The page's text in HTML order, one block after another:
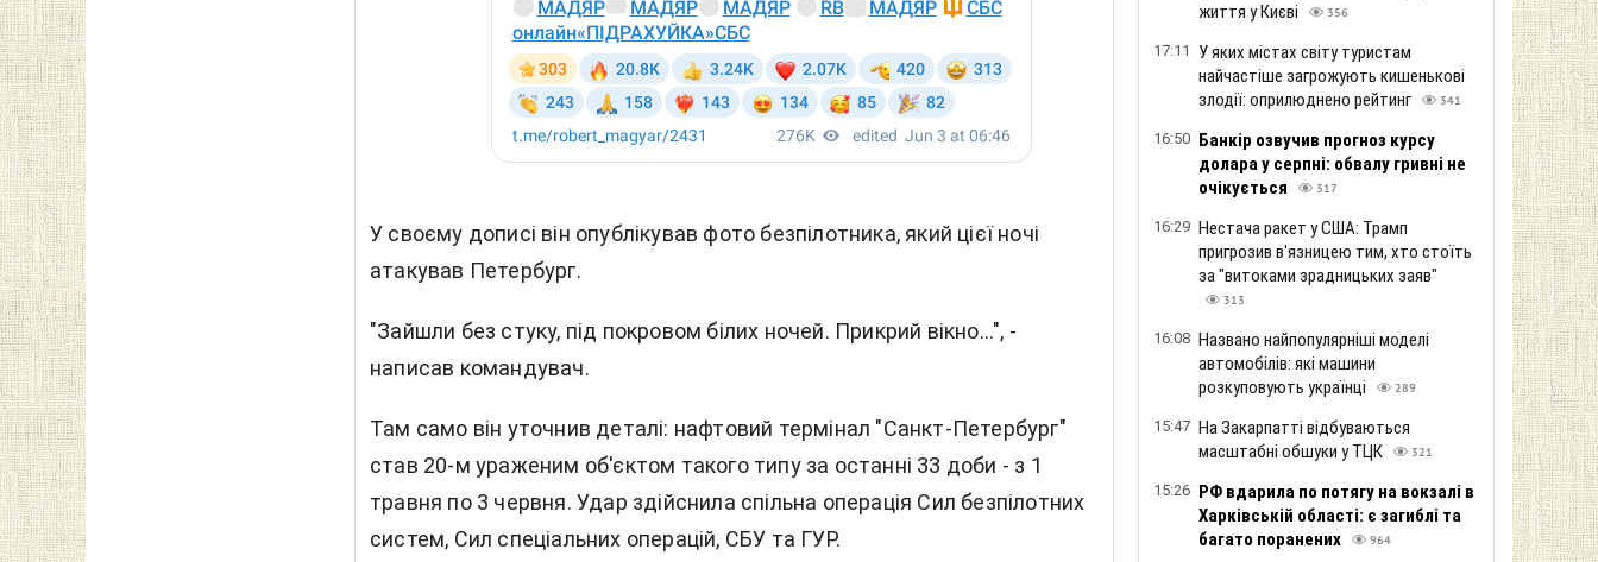
У своєму дописі він опублікував фото безпілотника, який цієї ночі
атакував Петербург.
"Зайшли без стуку, під покровом білих ночей. Прикрий вікно...", -
написав командувач.
Там само він уточнив деталі: нафтовий термінал "Санкт-Петербург"
став 20-м ураженим об'єктом такого типу за останні 33 доби - з 1
травня по 3 червня. Удар здійснила спільна операція Сил безпілотних
систем, Сил спеціальних операцій, СБУ та ГУР.
життя у Києві
356
17:11
У яких містах світу туристам
найчастіше загрожують кишенькові
злодії: оприлюднено рейтинг
341
16:50 Банкір озвучив прогноз курсу
долара у серпні: обвалу гривні не
очікується
317
16:29 Нестача ракет у США: Трамп
пригрозив в'язницею тим, хто стоїть
за "витоками зрадницьких заяв"
313
16:08 Названо найпопулярніші моделі
автомобілів: які машини
розкуповують українці
289
15:47 На Закарпатті відбуваються
масштабні обшуки у ТЦК
321
15:26 РФ вдарила по потягу на вокзалі в
Харківській області: є загиблі та
багато поранених
964